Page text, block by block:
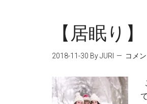
【居眠り】
2018-11-30 By JURI コメ